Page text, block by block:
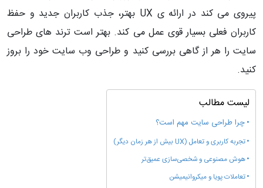
پیروی می کند در ارائه ی UX بهتر، جذب کاربران جدید و حفظ
کاربران فعلی بسیار قوی عمل می کند. بهتر است ترند های طراحی
سایت را هر از گاهی بررسی کنید و طراحی وب سایت خود را بروز
کنید.
لیست مطالب
چرا طراحی سایت مهم است؟
تجربه کاربری و تعامل (UX بیش از هر زمان دیگر)
هوش مصنوعی و شخصی‌سازی عمیق‌تر
تعاملات پویا و میکروانیمیشن